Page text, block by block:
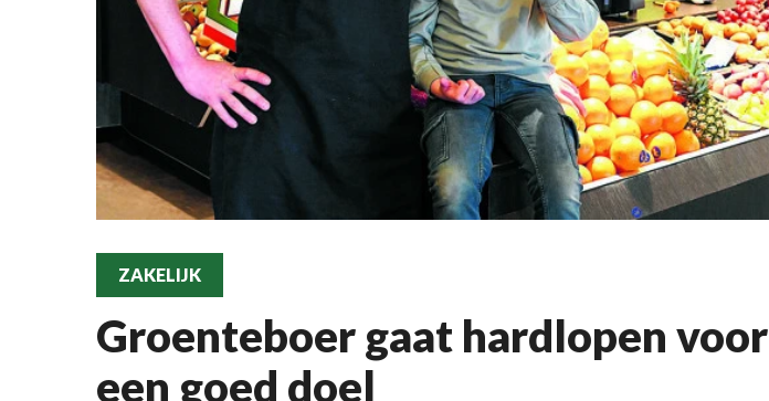
ZAKELIJK
Groenteboer gaat hardlopen voor
een goed doel